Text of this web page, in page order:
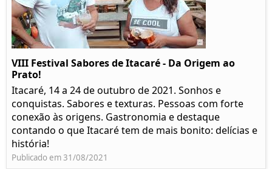
VIII Festival Sabores de Itacaré - Da Origem ao
Prato!
Itacaré, 14 a 24 de outubro de 2021. Sonhos e
conquistas. Sabores e texturas. Pessoas com forte
conexão às origens. Gastronomia e destaque
contando o que Itacaré tem de mais bonito: delícias e
história!
Publicado em 31/08/2021